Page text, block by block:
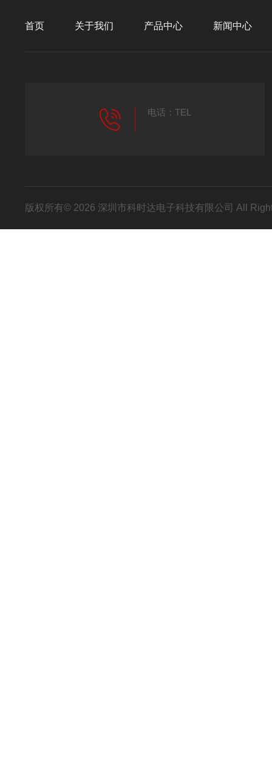
首页 关于我们 产品中心 新闻中心
电话：TEL
版权所有© 2026 深圳市科时达电子科技有限公司 All